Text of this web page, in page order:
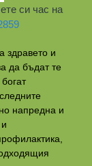
си час на
здравето и
да бъдат те
напредна и